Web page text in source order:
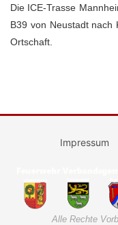
Die ICE-Trasse
B39 von Neustadt nach
Ortschaft.
Impressum
Alle Rechte